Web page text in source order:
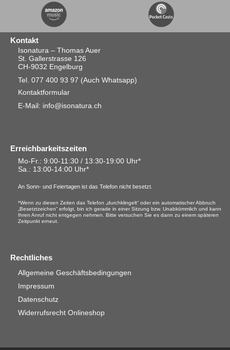
Kontakt
Isonatura – Thomas Auer
St. Gallerstrasse 126
CH-9032 Engelburg
Tel. 077 400 93 97 (Auch Whatsapp)
Kontaktformular
E-Mail: info@isonatura.ch
Erreichbarkeitszeiten
Mo-Fr.: 9:00-11:30 / 13:30-19:00 Uhr*
Sa. : 13:00-14:00 Uhr*
An Sonn- und Feiertagen ist das Telefon nicht besetzt.
*Wenn zu diesen Zeiten das Telefon „durchklingelt“ oder ein automatischer Abbruch
„Besetztzeichen“ erfolgt, bin ich gerade in einer Sitzung bzw. Unabkömmlich und kann
Ihren Anruf nicht entgegen nehmen. Bitte versuchen Sie es dann zu einem späteren
Zeitpunkt erneut.
Rechtliches
Allgemeine Geschäftsbedingungen
Impressum
Datenschutz
Widerrufsrecht Onlineshop